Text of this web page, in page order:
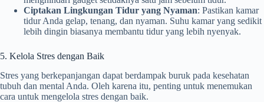
Ciptakan Lingkungan Tidur yang Nyaman: Pastikan kamar
tidur Anda gelap, tenang, dan nyaman. Suhu kamar yang sedikit
lebih dingin biasanya membantu tidur yang lebih nyenyak.
5. Kelola Stres dengan Baik
Stres yang berkepanjangan dapat berdampak buruk pada kesehatan
tubuh dan mental Anda. Oleh karena itu, penting untuk menemukan
cara untuk mengelola stres dengan baik.